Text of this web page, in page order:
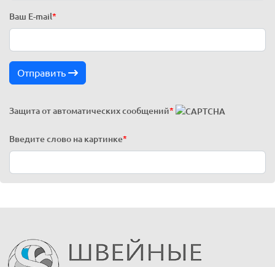
Ваш E-mail *
Отправить
Защита от автоматических сообщений*
Введите слово на картинке*